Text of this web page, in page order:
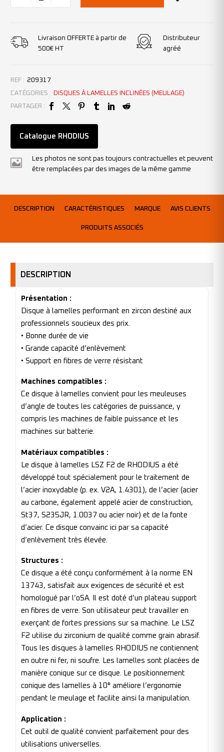
Livraison OFFERTE à partir de
500€ HT
Distributeur
agréé
REF : 209317
CATÉGORIES :
DISQUES À LAMELLES INCLINÉES (MEULAGE)
PARTAGER :
Catalogue RHODIUS
Les photos ne sont pas toujours contractuelles et peuvent
être remplacées par des images de la même gamme
DESCRIPTION CARACTÉRISTIQUES MARQUE AVIS CLIENTS
PRODUITS ASSOCIÉS
DESCRIPTION
Présentation :
Disque à lamelles performant en zircon destiné aux
professionnels soucieux des prix.
• Bonne durée de vie
• Grande capacité d’enlèvement
• Support en fibres de verre résistant
Machines compatibles :
Ce disque à lamelles convient pour les meuleuses
d’angle de toutes les catégories de puissance, y
compris les machines de faible puissance et les
machines sur batterie.
Matériaux compatibles :
Le disque à lamelles LSZ F2 de RHODIUS a été
développé tout spécialement pour le traitement de
l’acier inoxydable (p. ex. V2A, 1.4301), de l’acier (acier
au carbone, également appelé acier de construction,
St37, S235JR, 1.0037 ou acier noir) et de la fonte
d’acier. Ce disque convainc ici par sa capacité
d’enlèvement très élevée.
Structures :
Ce disque a été conçu conformément à la norme EN
13743, satisfait aux exigences de sécurité et est
homologué par l’oSA. Il est doté d’un plateau support
en fibres de verre. Son utilisateur peut travailler en
exerçant de fortes pressions sur sa machine. Le LSZ
F2 utilise du zirconium de qualité comme grain abrasif.
Tous les disques à lamelles RHODIUS ne contiennent
en outre ni fer, ni soufre. Les lamelles sont placées de
manière conique sur ce disque. Le positionnement
conique des lamelles à 10° améliore l’ergonomie
pendant le meulage et facilite ainsi la manipulation.
Application :
Cet outil de qualité convient parfaitement pour des
utilisations universelles.